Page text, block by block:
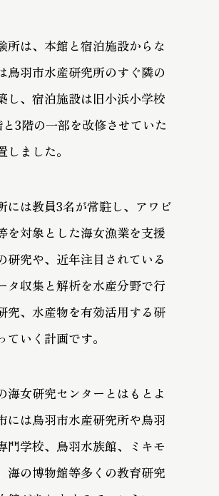
所は、本館と宿泊施設からな
鳥羽市水産研究所のすぐ隣の
し、宿泊施設は旧小浜小学校
3階の一部を改修させていた
しました。
には教員3名が常駐し、アワビ
を対象とした海女漁業を支援
研究や、近年注目されている
タ収集と解析を水産分野で行
究、水産物を有効活用する研
ていく計画です。
海女研究センターとはもとよ
には鳥羽市水産研究所や鳥羽
門学校、鳥羽水族館、ミキモ
海の博物館等多くの教育研究